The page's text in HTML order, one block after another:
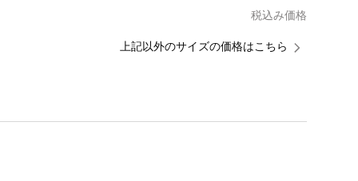
税込み価格
上記以外のサイズの価格はこちら